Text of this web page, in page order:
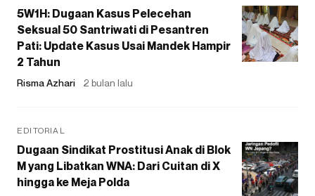
5W1H: Dugaan Kasus Pelecehan
Seksual 50 Santriwati di Pesantren
Pati: Update Kasus Usai Mandek Hampir
2 Tahun
Risma Azhari 2 bulan lalu
EDITORIAL
Dugaan Sindikat Prostitusi Anak di Blok
M yang Libatkan WNA: Dari Cuitan di X
hingga ke Meja Polda